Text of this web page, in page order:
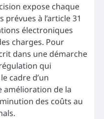
expose chaque
à l’article 31
électroniques
charges. Pour
dans une démarche
qui
cadre d’un
amélioration de la
des coûts au